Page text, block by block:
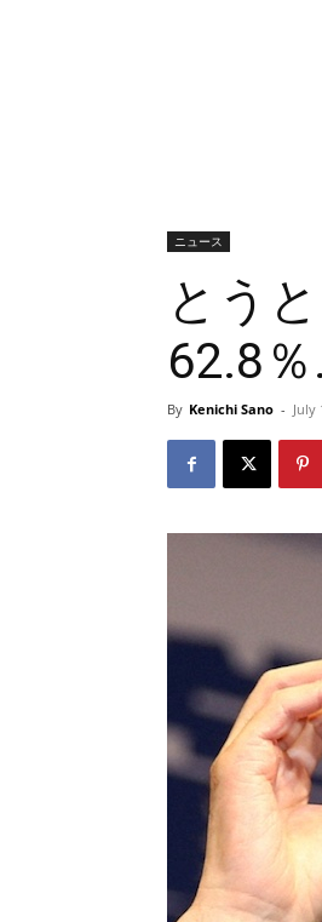
ニュース
とう
62.8
By Kenichi Sano - July